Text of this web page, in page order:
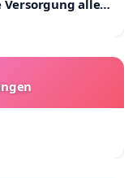
Versorgung aller